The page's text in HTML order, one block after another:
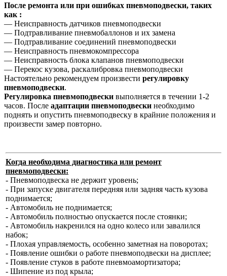
После ремонта или при ошибках пневмоподвески, таких
как :
— Неисправность датчиков пневмоподвески
— Подтравливание пневмобаллонов и их замена
— Подтравливание соединений пневмоподвески
— Неисправность пневмокомпрессора
— Неисправность блока клапанов пневмоподвески
— Перекос кузова, раскалибровка пневмоподвески
Настоятельно рекомендуем произвести регулировку
пневмоподвески.
Регулировка пневмоподвески выполняется в течении 1-2
часов. После адаптации пневмоподвески необходимо
поднять и опустить пневмоподвеску в крайние положения и
произвести замер повторно.
Когда необходима диагностика или ремонт
пневмоподвески:
- Пневмоподвеска не держит уровень;
- При запуске двигателя передняя или задняя часть кузова
поднимается;
- Автомобиль не поднимается;
- Автомобиль полностью опускается после стоянки;
- Автомобиль накренился на одно колесо или завалился
набок;
- Плохая управляемость, особенно заметная на поворотах;
- Появление ошибки о работе пневмоподвески на дисплее;
- Появление стуков в работе пневмоамортизатора;
- Шипение из под крыла;